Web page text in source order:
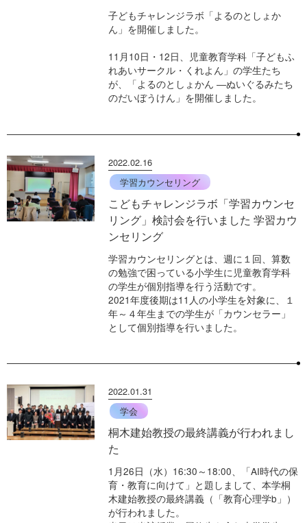
子どもチャレンジラボ「よるのとしょか
ん」を開催しました。
11月10日・12日、児童教育学科「子どもふ
れあいサークル・くれよん」の学生たち
が、「よるのとしょかん ―ぬいぐるみたち
のだいぼうけん」を開催しました。
2022.02.16
学習カウンセリング
こどもチャレンジラボ「学習カウンセ
リング」検討会を行いました 学習カウ
ンセリング
学習カウンセリングとは、週に１回、算数
の勉強で困っている小学生に児童教育学科
の学生が個別指導を行う活動です。
2021年度後期は11人の小学生を対象に、１
年～４年生までの学生が「カウンセラー」
として個別指導を行いました。
2022.01.31
学会
桐木建始教授の最終講義が行われまし
た
1月26日（水）16:30～18:00、「AI時代の保
育・教育に向けて」と題しまして、本学桐
木建始教授の最終講義（「教育心理学b」）
が行われました。